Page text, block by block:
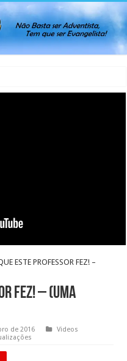
ESTE PROFESSOR FEZ! –
FEZ! – (Uma
de 2016
Videos